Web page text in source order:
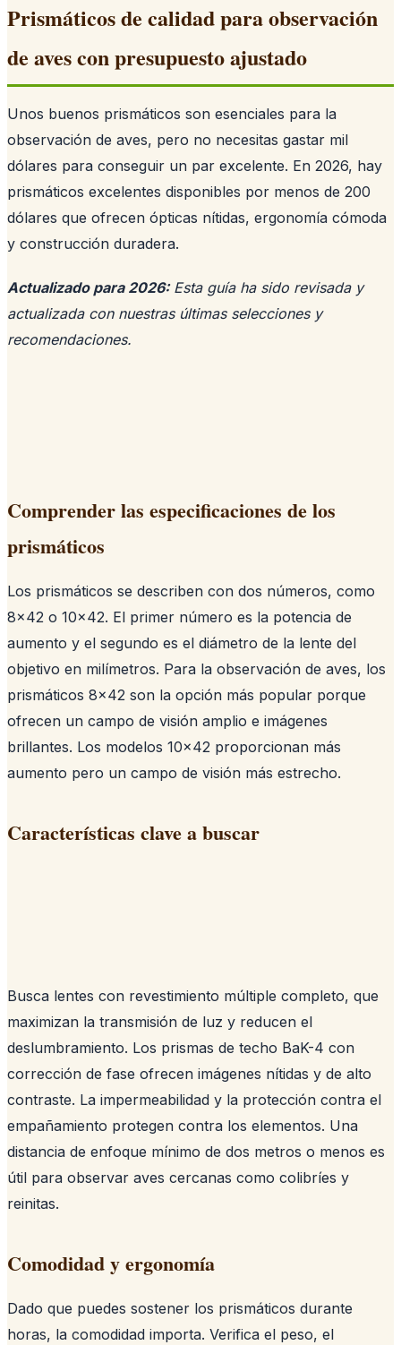
Prismáticos de calidad para observación
de aves con presupuesto ajustado
Unos buenos prismáticos son esenciales para la
observación de aves, pero no necesitas gastar mil
dólares para conseguir un par excelente. En 2026, hay
prismáticos excelentes disponibles por menos de 200
dólares que ofrecen ópticas nítidas, ergonomía cómoda
y construcción duradera.
Actualizado para 2026:Esta guía ha sido revisada y
actualizada con nuestras últimas selecciones y
recomendaciones.
Comprender las especificaciones de los
prismáticos
Los prismáticos se describen con dos números, como
8x42 o 10x42. El primer número es la potencia de
aumento y el segundo es el diámetro de la lente del
objetivo en milímetros. Para la observación de aves, los
prismáticos 8x42 son la opción más popular porque
ofrecen un campo de visión amplio e imágenes
brillantes. Los modelos 10x42 proporcionan más
aumento pero un campo de visión más estrecho.
Características clave a buscar
Busca lentes con revestimiento múltiple completo, que
maximizan la transmisión de luz y reducen el
deslumbramiento. Los prismas de techo BaK-4 con
corrección de fase ofrecen imágenes nítidas y de alto
contraste. La impermeabilidad y la protección contra el
empañamiento protegen contra los elementos. Una
distancia de enfoque mínimo de dos metros o menos es
útil para observar aves cercanas como colibríes y
reinitas.
Comodidad y ergonomía
Dado que puedes sostener los prismáticos durante
horas, la comodidad importa. Verifica el peso, el